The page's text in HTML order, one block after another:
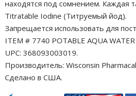
находятся под сомнением. Каждая
Titratable Iodine (Титруемый йод).
Запрещается использовать для
ITEM # 7740 POTABLE AQUA
UPC: 368093003019.
Производитель: Wisconsin
Сделано в США.